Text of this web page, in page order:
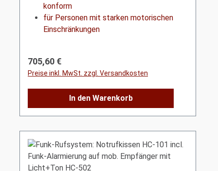
konform
für Personen mit starken motorischen
Einschränkungen
Regulärer Preis:
705,60 €
Preise inkl. MwSt. zzgl. Versandkosten
In den Warenkorb